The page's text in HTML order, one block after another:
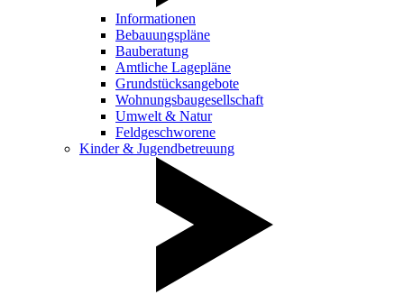
Informationen
Bebauungspläne
Bauberatung
Amtliche Lagepläne
Grundstücksangebote
Wohnungsbaugesellschaft
Umwelt & Natur
Feldgeschworene
Kinder & Jugendbetreuung